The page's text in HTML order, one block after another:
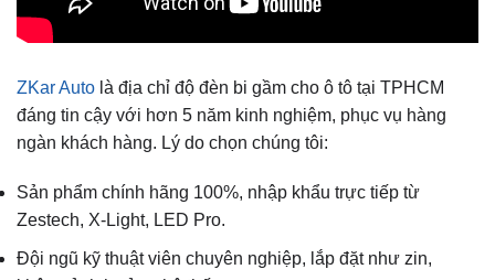
ZKar Auto là địa chỉ độ đèn bi gầm cho ô tô tại TPHCM
đáng tin cậy với hơn 5 năm kinh nghiệm, phục vụ hàng
ngàn khách hàng. Lý do chọn chúng tôi:
Sản phẩm chính hãng 100%, nhập khẩu trực tiếp từ
Zestech, X-Light, LED Pro.
Đội ngũ kỹ thuật viên chuyên nghiệp, lắp đặt như zin,